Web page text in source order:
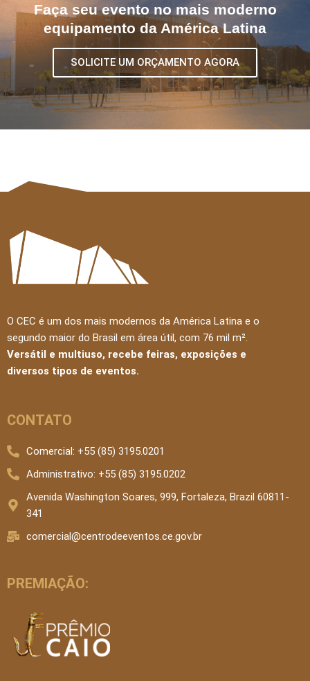
Faça seu evento no mais moderno
equipamento da América Latina
SOLICITE UM ORÇAMENTO AGORA
O CEC é um dos mais modernos da América Latina e o
segundo maior do Brasil em área útil, com 76 mil m².
Versátil e multiuso, recebe feiras, exposições e
diversos tipos de eventos.
CONTATO
Comercial: +55 (85) 3195.0201
Administrativo: +55 (85) 3195.0202
Avenida Washington Soares, 999, Fortaleza, Brazil 60811-
341
comercial@centrodeeventos.ce.gov.br
PREMIAÇÃO: